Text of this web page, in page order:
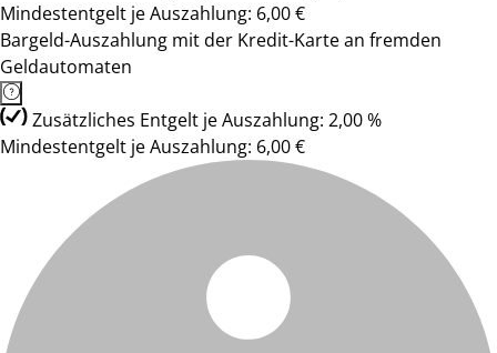
Mindestentgelt je Auszahlung: 6,00 €
Bargeld-Auszahlung mit der Kredit-Karte an fremden
Geldautomaten
Zusätzliches Entgelt je Auszahlung: 2,00 %
Mindestentgelt je Auszahlung: 6,00 €